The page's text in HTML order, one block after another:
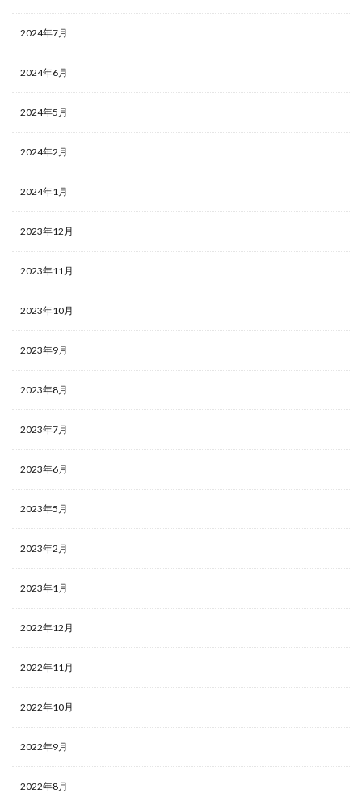
2024年7月
2024年6月
2024年5月
2024年2月
2024年1月
2023年12月
2023年11月
2023年10月
2023年9月
2023年8月
2023年7月
2023年6月
2023年5月
2023年2月
2023年1月
2022年12月
2022年11月
2022年10月
2022年9月
2022年8月